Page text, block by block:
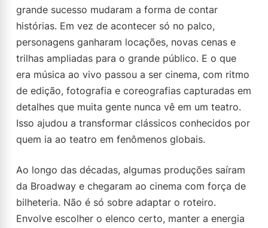
grande sucesso mudaram a forma de contar
histórias. Em vez de acontecer só no palco,
personagens ganharam locações, novas cenas e
trilhas ampliadas para o grande público. E o que
era música ao vivo passou a ser cinema, com ritmo
de edição, fotografia e coreografias capturadas em
detalhes que muita gente nunca vê em um teatro.
Isso ajudou a transformar clássicos conhecidos por
quem ia ao teatro em fenômenos globais.
Ao longo das décadas, algumas produções saíram
da Broadway e chegaram ao cinema com força de
bilheteria. Não é só sobre adaptar o roteiro.
Envolve escolher o elenco certo, manter a energia